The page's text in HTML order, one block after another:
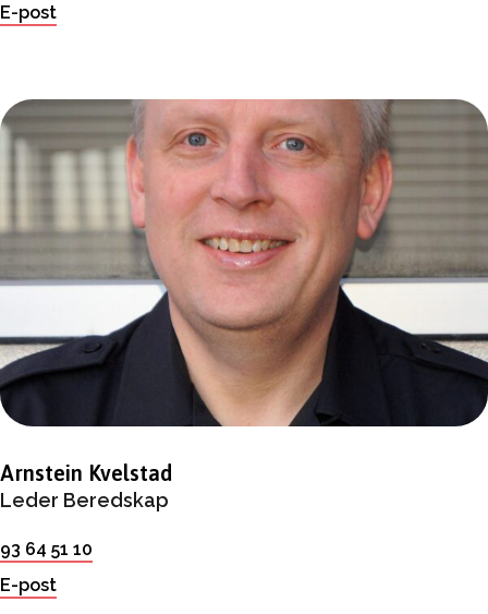
E-post
Arnstein Kvelstad
Leder Beredskap
93 64 51 10
E-post